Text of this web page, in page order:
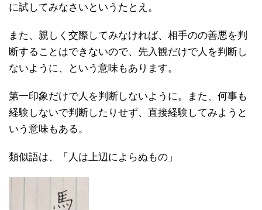
に試してみなさいというたとえ。
また、親しく交際してみなければ、相手のの善悪を判
断することはできないので、先入観だけで人を判断し
ないように、という意味もあります。
第一印象だけで人を判断しないように。また、何事も
経験しないで判断したりせず、直接経験してみようと
いう意味もある。
類似語は、「人は上辺によらぬもの」